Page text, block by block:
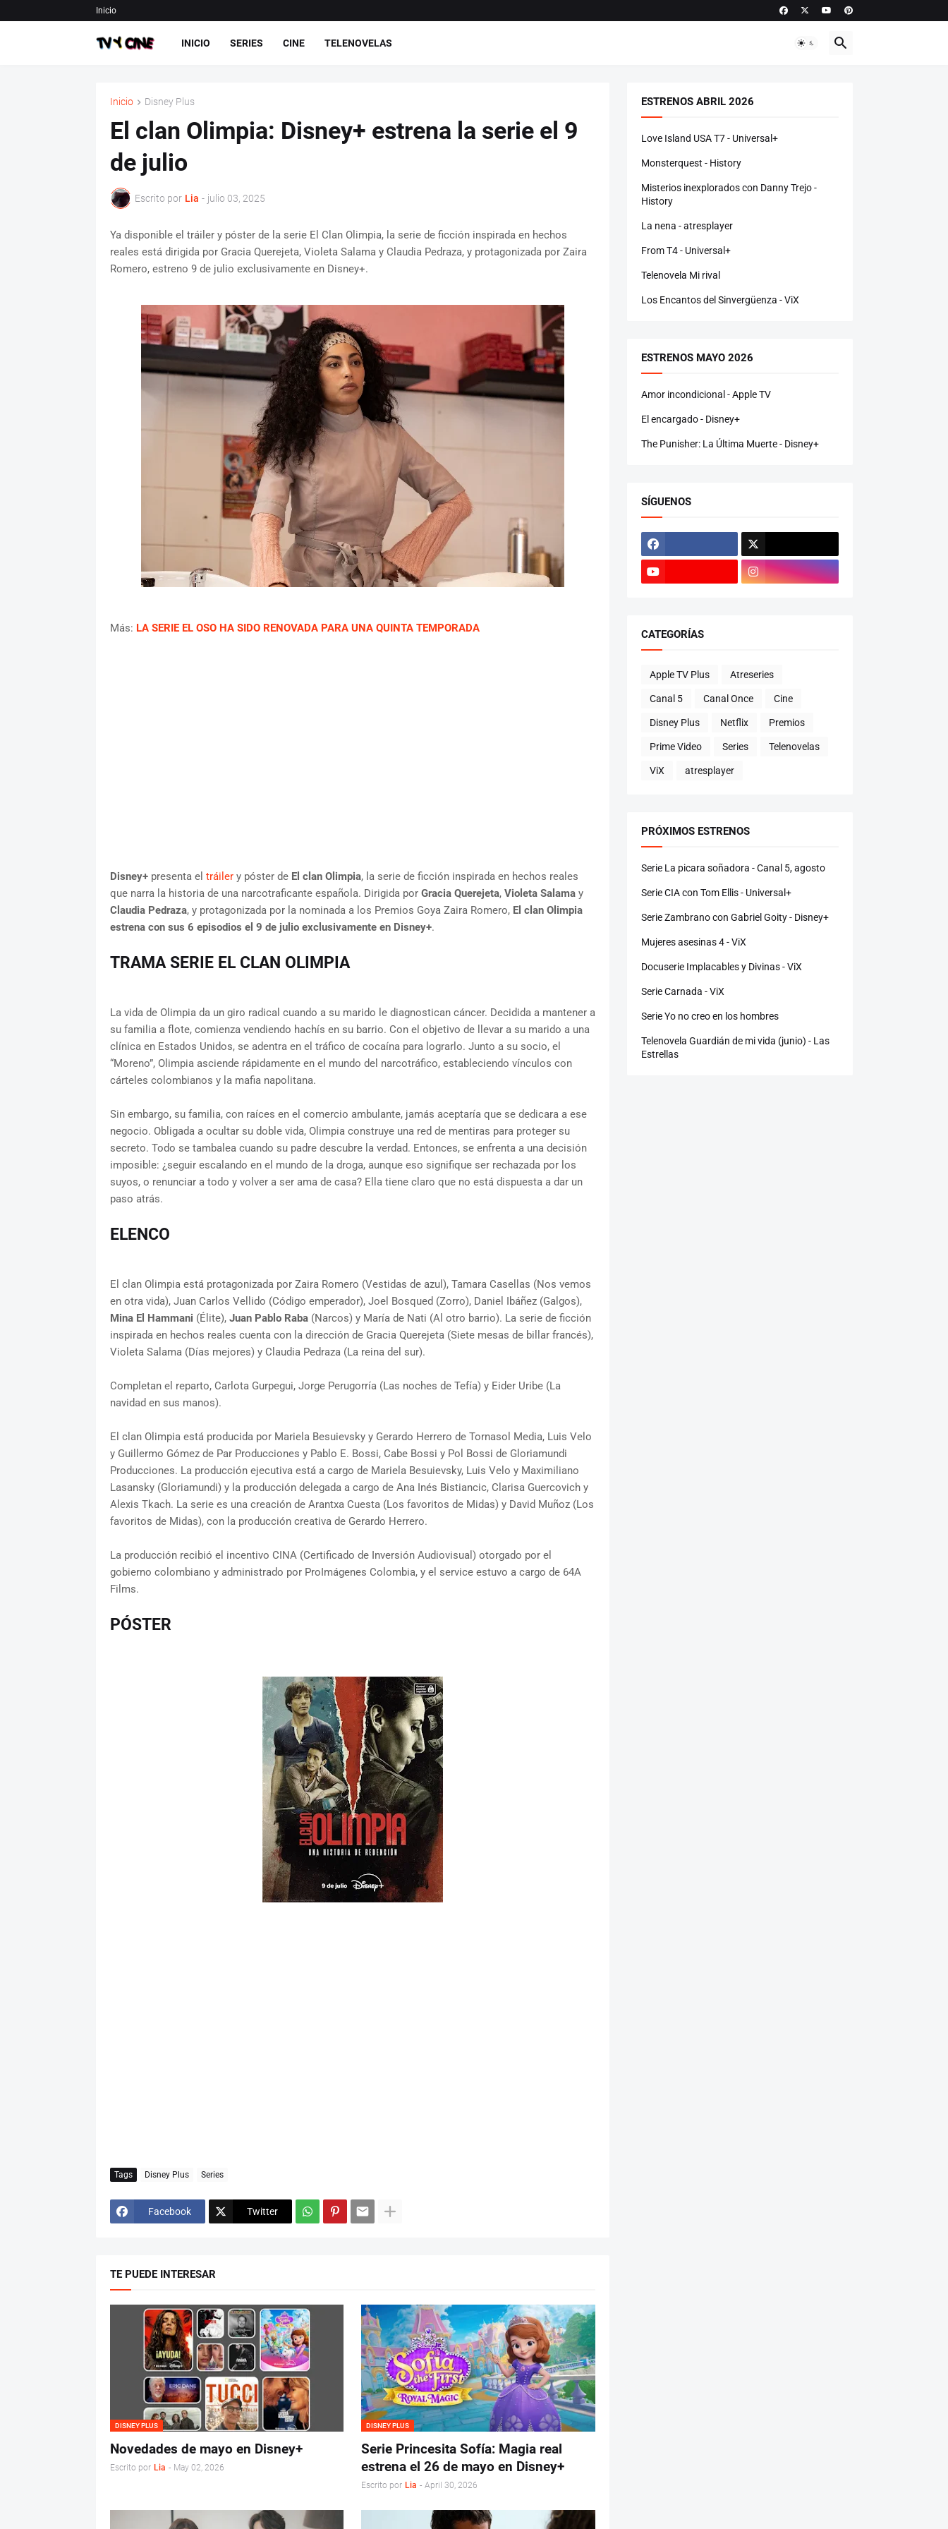
Inicio
INICIO SERIES CINE TELENOVELAS
Inicio Disney Plus
El clan Olimpia: Disney+ estrena la serie el 9
de julio
Escrito por Lia - julio 03, 2025
Ya disponible el tráiler y póster de la serie El Clan Olimpia, la serie de ficción inspirada en hechos
reales está dirigida por Gracia Querejeta, Violeta Salama y Claudia Pedraza, y protagonizada por Zaira
Romero, estreno 9 de julio exclusivamente en Disney+.
Más: LA SERIE EL OSO HA SIDO RENOVADA PARA UNA QUINTA TEMPORADA
Disney+presenta el tráilery póster de El clan Olimpia, la serie de ficción inspirada en hechos reales
que narra la historia de una narcotraficante española. Dirigida por Gracia Querejeta, Violeta Salamay
Claudia Pedraza, y protagonizada por la nominada a los Premios Goya Zaira Romero, El clan Olimpia
estrena con sus 6 episodios el 9 de julio exclusivamente en Disney+.
TRAMA SERIE EL CLAN OLIMPIA
La vida de Olimpia da un giro radical cuando a su marido le diagnostican cáncer. Decidida a mantener a
su familia a flote, comienza vendiendo hachís en su barrio. Con el objetivo de llevar a su marido a una
clínica en Estados Unidos, se adentra en el tráfico de cocaína para lograrlo. Junto a su socio, el
“Moreno”, Olimpia asciende rápidamente en el mundo del narcotráfico, estableciendo vínculos con
cárteles colombianos y la mafia napolitana.
Sin embargo, su familia, con raíces en el comercio ambulante, jamás aceptaría que se dedicara a ese
negocio. Obligada a ocultar su doble vida, Olimpia construye una red de mentiras para proteger su
secreto. Todo se tambalea cuando su padre descubre la verdad. Entonces, se enfrenta a una decisión
imposible: ¿seguir escalando en el mundo de la droga, aunque eso signifique ser rechazada por los
suyos, o renunciar a todo y volver a ser ama de casa? Ella tiene claro que no está dispuesta a dar un
paso atrás.
ELENCO
El clan Olimpia está protagonizada por Zaira Romero (Vestidas de azul), Tamara Casellas (Nos vemos
en otra vida), Juan Carlos Vellido (Código emperador), Joel Bosqued (Zorro), Daniel Ibáñez (Galgos),
Mina El Hammani (Élite), Juan Pablo Raba(Narcos) y María de Nati (Al otro barrio). La serie de ficción
inspirada en hechos reales cuenta con la dirección de Gracia Querejeta (Siete mesas de billar francés),
Violeta Salama (Días mejores) y Claudia Pedraza (La reina del sur).
Completan el reparto, Carlota Gurpegui, Jorge Perugorría (Las noches de Tefía) y Eider Uribe (La
navidad en sus manos).
El clan Olimpia está producida por Mariela Besuievsky y Gerardo Herrero de Tornasol Media, Luis Velo
y Guillermo Gómez de Par Producciones y Pablo E. Bossi, Cabe Bossi y Pol Bossi de Gloriamundi
Producciones. La producción ejecutiva está a cargo de Mariela Besuievsky, Luis Velo y Maximiliano
Lasansky (Gloriamundi) y la producción delegada a cargo de Ana Inés Bistiancic, Clarisa Guercovich y
Alexis Tkach. La serie es una creación de Arantxa Cuesta (Los favoritos de Midas) y David Muñoz (Los
favoritos de Midas), con la producción creativa de Gerardo Herrero.
La producción recibió el incentivo CINA (Certificado de Inversión Audiovisual) otorgado por el
gobierno colombiano y administrado por ProImágenes Colombia, y el service estuvo a cargo de 64A
Films.
PÓSTER
Tags Disney Plus Series
Facebook Twitter
TE PUEDE INTERESAR
DISNEY PLUS
Novedades de mayo en Disney+
Escrito por Lia - May 02, 2026
DISNEY PLUS
Serie Princesita Sofía: Magia real
estrena el 26 de mayo en Disney+
Escrito por Lia - April 30, 2026
ESTRENOS ABRIL 2026
Love Island USA T7 - Universal+
Monsterquest - History
Misterios inexplorados con Danny Trejo -
History
La nena - atresplayer
From T4 - Universal+
Telenovela Mi rival
Los Encantos del Sinvergüenza - ViX
ESTRENOS MAYO 2026
Amor incondicional - Apple TV
El encargado - Disney+
The Punisher: La Última Muerte - Disney+
SÍGUENOS
CATEGORÍAS
Apple TV Plus Atreseries
Canal 5 Canal Once Cine
Disney Plus Netflix Premios
Prime Video Series Telenovelas
ViX atresplayer
PRÓXIMOS ESTRENOS
Serie La picara soñadora - Canal 5, agosto
Serie CIA con Tom Ellis - Universal+
Serie Zambrano con Gabriel Goity - Disney+
Mujeres asesinas 4 - ViX
Docuserie Implacables y Divinas - ViX
Serie Carnada - ViX
Serie Yo no creo en los hombres
Telenovela Guardián de mi vida (junio) - Las
Estrellas